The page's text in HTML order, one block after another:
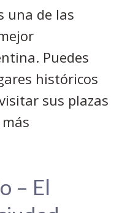
una de las
Puedes
históricos
sus plazas
– El